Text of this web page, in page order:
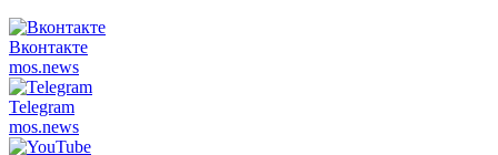
Вконтакте
mos.news
Telegram
mos.news